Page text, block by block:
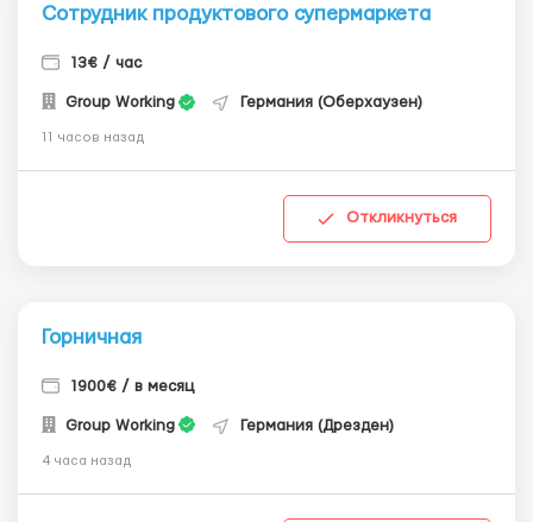
Сотрудник продуктового супермаркета
13€ / час
Group Working Германия (Оберхаузен)
11 часов назад
Откликнуться
Горничная
1900€ / в месяц
Group Working Германия (Дрезден)
4 часа назад